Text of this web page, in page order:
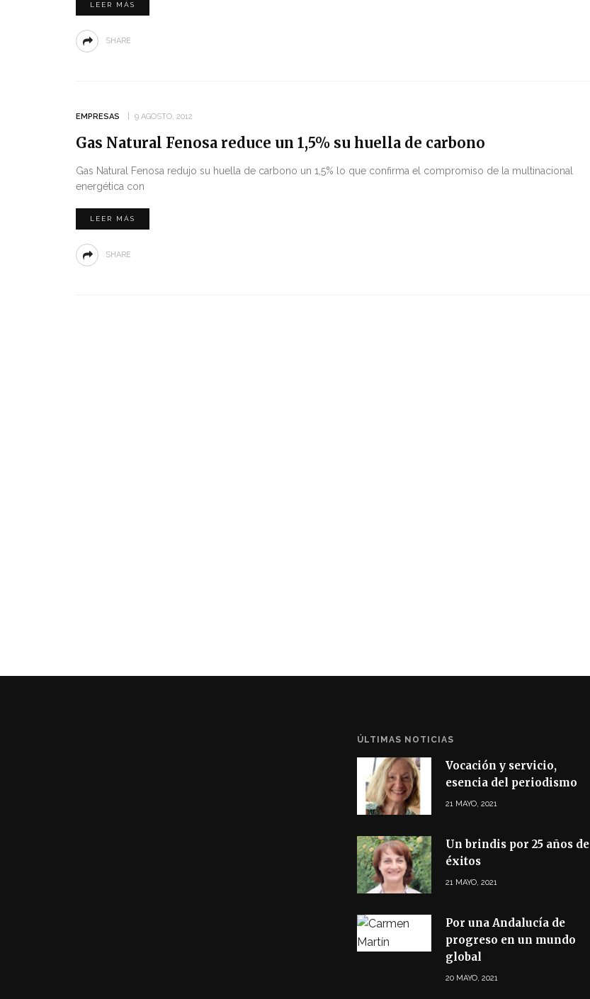
LEER MÁS
SHARE
EMPRESAS 9 AGOSTO, 2012
Gas Natural Fenosa reduce un 1,5% su huella de carbono
Gas Natural Fenosa redujo su huella de carbono un 1,5% lo que confirma el compromiso de la multinacional
energética con
LEER MÁS
SHARE
ÚLTIMAS NOTICIAS
Vocación y servicio,
esencia del periodismo
21 MAYO, 2021
Un brindis por 25 años de
éxitos
21 MAYO, 2021
Por una Andalucía de
progreso en un mundo
global
20 MAYO, 2021